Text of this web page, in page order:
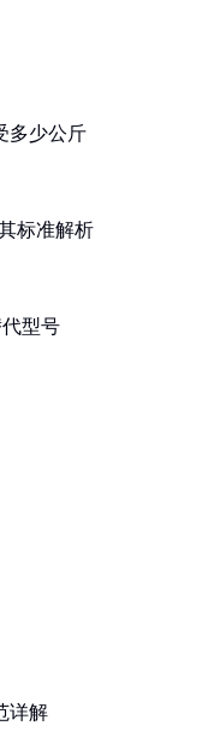
多少公斤
标准解析
代型号
详解